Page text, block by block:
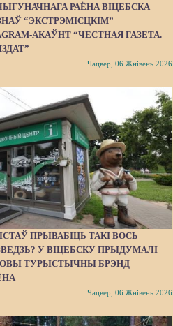
РАЁНА ВІЦЕБСКА
“ЭКСТРЭМІСЦКІМ”
АКАЎНТ “ЧЕСТНАЯ ГАЗЕТА.
Чацвер, 06 Жнівень 2026
ПРЫВАБІЦЬ ТАКІ ВОСЬ
У ВІЦЕБСКУ ПРЫДУМАЛІ
ТУРЫСТЫЧНЫ БРЭНД
Чацвер, 06 Жнівень 2026